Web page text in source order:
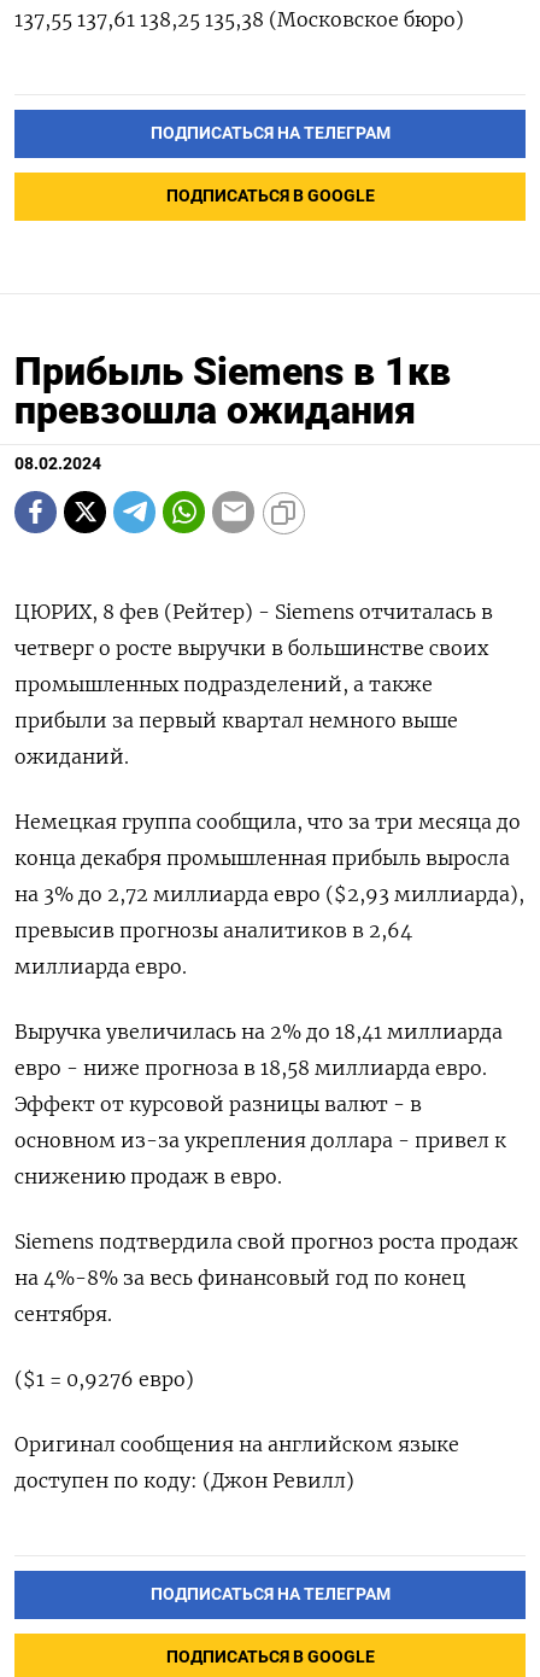
137,55 137,61 138,25 135,38 (Московское бюро)
ПОДПИСАТЬСЯ НА ТЕЛЕГРАМ
ПОДПИСАТЬСЯ В GOOGLE
Прибыль Siemens в 1кв
превзошла ожидания
08.02.2024
ЦЮРИХ, 8 фев (Рейтер) - Siemens отчиталась в
четверг о росте выручки в большинстве своих
промышленных подразделений, а также
прибыли за первый квартал немного выше
ожиданий.
Немецкая группа сообщила, что за три месяца до
конца декабря промышленная прибыль выросла
на 3% до 2,72 миллиарда евро ($2,93 миллиарда),
превысив прогнозы аналитиков в 2,64
миллиарда евро.
Выручка увеличилась на 2% до 18,41 миллиарда
евро - ниже прогноза в 18,58 миллиарда евро.
Эффект от курсовой разницы валют - в
основном из-за укрепления доллара - привел к
снижению продаж в евро.
Siemens подтвердила свой прогноз роста продаж
на 4%-8% за весь финансовый год по конец
сентября.
($1 = 0,9276 евро)
Оригинал сообщения на английском языке
доступен по коду: (Джон Ревилл)
ПОДПИСАТЬСЯ НА ТЕЛЕГРАМ
ПОДПИСАТЬСЯ В GOOGLE